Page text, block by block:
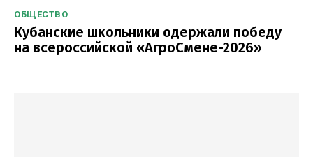
ОБЩЕСТВО
Кубанские школьники одержали победу
на всероссийской «АгроСмене-2026»